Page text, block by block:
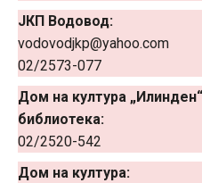
ЈКП Водовод:
vodovodjkp@yahoo.com
02/2573-077
Дом на култура
библиотека:
02/2520-542
Дом на култура: